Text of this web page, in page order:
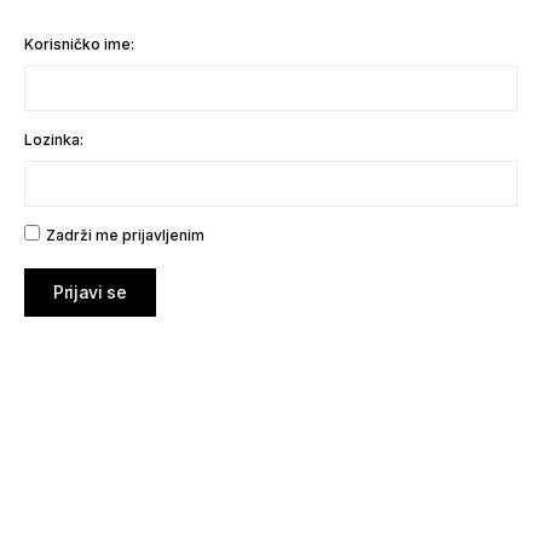
Korisničko ime:
Lozinka:
Zadrži me prijavljenim
Prijavi se